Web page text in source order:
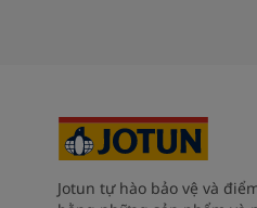
Jotun tự hào bảo vệ và